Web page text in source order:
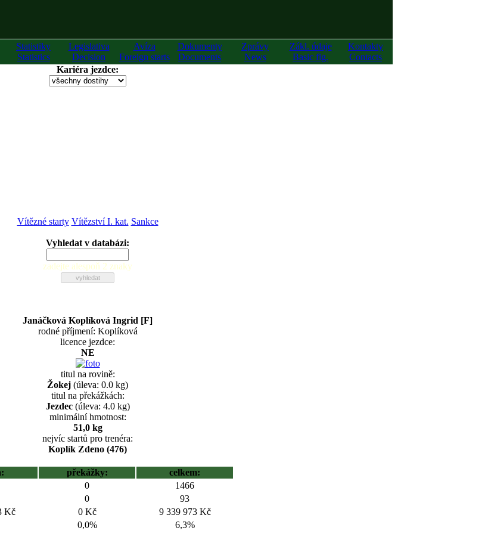
Statistiky
Statistics
Legislativa
Decision
Avíza
Foreign starts
Dokumenty
Documents
Zprávy
News
Zákl. údaje
Basic fig.
Kontakty
Contacts
Kariéra jezdce:
Vítězné starty Vítězství I. kat. Sankce
Vyhledat v databázi:
zadejte alespoň 2 znaky
Janáčková Koplíková Ingrid [F]
rodné příjmení: Koplíková
licence jezdce:
NE
titul na rovině:
Žokej (úleva: 0.0 kg)
titul na překážkách:
Jezdec(úleva: 4.0 kg)
minimální hmotnost:
51,0 kg
nejvíc startů pro trenéra:
Koplík Zdeno (476)
překážky:
celkem:
0
1466
0
93
Kč 0 Kč
9 339 973 Kč
0,0%
6,3%